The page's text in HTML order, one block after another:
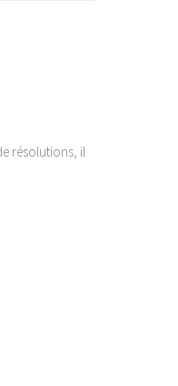
résolutions, il